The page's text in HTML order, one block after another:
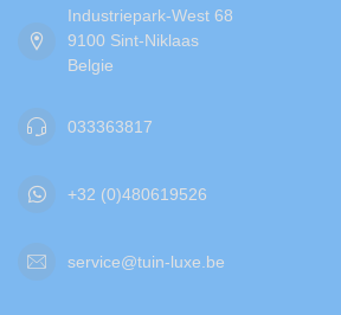
Industriepark-West 68
9100 Sint-Niklaas
Belgie
033363817
+32 (0)480619526
service@tuin-luxe.be